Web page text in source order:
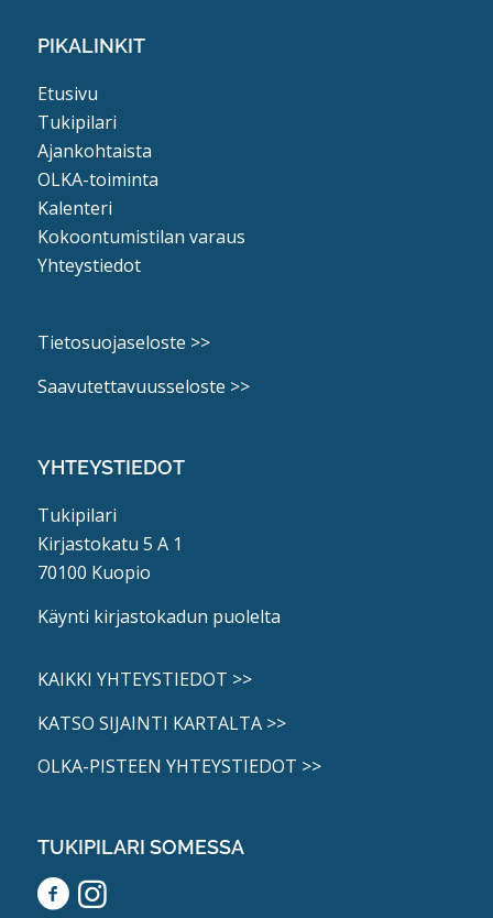
PIKALINKIT
Etusivu
Tukipilari
Ajankohtaista
OLKA-toiminta
Kalenteri
Kokoontumistilan varaus
Yhteystiedot
Tietosuojaseloste >>
Saavutettavuusseloste >>
YHTEYSTIEDOT
Tukipilari
Kirjastokatu 5 A 1
70100 Kuopio
Käynti kirjastokadun puolelta
KAIKKI YHTEYSTIEDOT >>
KATSO SIJAINTI KARTALTA >>
OLKA-PISTEEN YHTEYSTIEDOT >>
TUKIPILARI SOMESSA